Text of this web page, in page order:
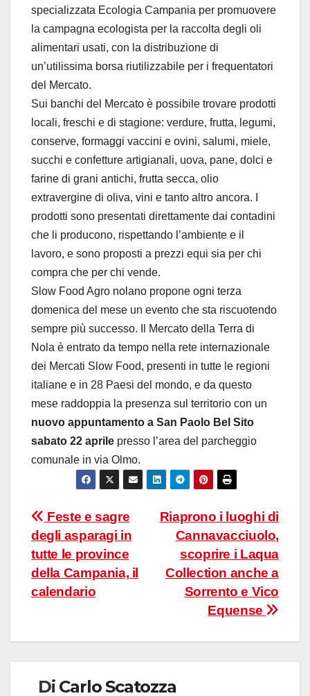
specializzata Ecologia Campania per promuovere
la campagna ecologista per la raccolta degli oli
alimentari usati, con la distribuzione di
un’utilissima borsa riutilizzabile per i frequentatori
del Mercato.
Sui banchi del Mercato è possibile trovare prodotti
locali, freschi e di stagione: verdure, frutta, legumi,
conserve, formaggi vaccini e ovini, salumi, miele,
succhi e confetture artigianali, uova, pane, dolci e
farine di grani antichi, frutta secca, olio
extravergine di oliva, vini e tanto altro ancora. I
prodotti sono presentati direttamente dai contadini
che li producono, rispettando l’ambiente e il
lavoro, e sono proposti a prezzi equi sia per chi
compra che per chi vende.
Slow Food Agro nolano propone ogni terza
domenica del mese un evento che sta riscuotendo
sempre più successo. Il Mercato della Terra di
Nola è entrato da tempo nella rete internazionale
dei Mercati Slow Food, presenti in tutte le regioni
italiane e in 28 Paesi del mondo, e da questo
mese raddoppia la presenza sul territorio con un
nuovo appuntamento a San Paolo Bel Sito
sabato 22 aprile presso l’area del parcheggio
comunale in via Olmo.
Navigazione
articoli
Riaprono i luoghi di
Cannavacciuolo,
scoprire i Laqua
Collection anche a
Sorrento e Vico
Equense
Feste e sagre
degli asparagi in
tutte le province
della Campania, il
calendario
Di Carlo Scatozza